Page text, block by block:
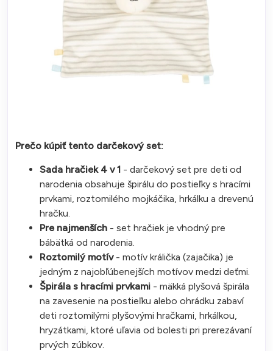
Prečo kúpiť tento darčekový set:
Sada hračiek 4 v 1 - darčekový set pre deti od
narodenia obsahuje špirálu do postieľky s hracími
prvkami, roztomilého mojkáčika, hrkálku a drevenú
hračku.
Pre najmenších - set hračiek je vhodný pre
bábätká od narodenia.
Roztomilý motív- motív králička (zajačika) je
jedným z najobľúbenejších motívov medzi deťmi.
Špirála s hracími prvkami - mäkká plyšová špirála
na zavesenie na postieľku alebo ohrádku zabaví
deti roztomilými plyšovými hračkami, hrkálkou,
hryzátkami, ktoré uľavia od bolesti pri prerezávaní
prvých zúbkov.